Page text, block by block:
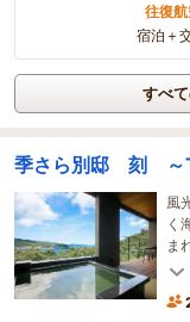
往復
宿泊＋
すべ
季さら別邸 刻 ～
風
く
ま
空